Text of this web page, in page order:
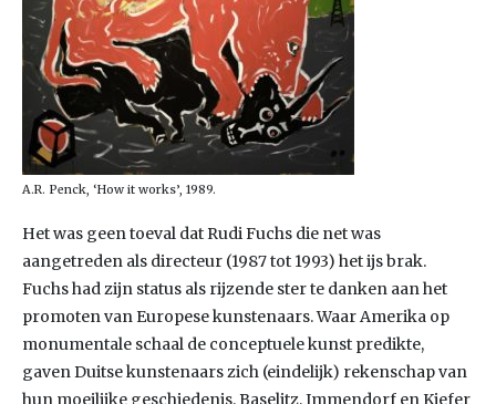
A.R. Penck, ‘How it works’, 1989.
Het was geen toeval dat Rudi Fuchs die net was
aangetreden als directeur (1987 tot 1993) het ijs brak.
Fuchs had zijn status als rijzende ster te danken aan het
promoten van Europese kunstenaars. Waar Amerika op
monumentale schaal de conceptuele kunst predikte,
gaven Duitse kunstenaars zich (eindelijk) rekenschap van
hun moeilijke geschiedenis. Baselitz, Immendorf en Kiefer